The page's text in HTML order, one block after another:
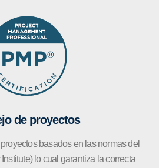
de proyectos
basados en las normas del
lo cual garantiza la correcta